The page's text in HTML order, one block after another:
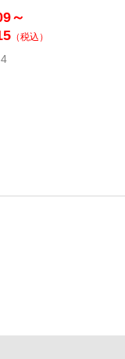
～
（税込）